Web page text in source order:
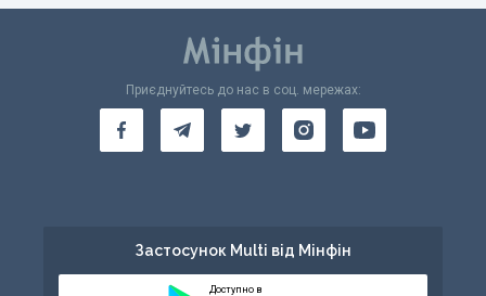
Приєднуйтесь до нас в соц. мережах:
Застосунок Multi від Мінфін
Доступно в